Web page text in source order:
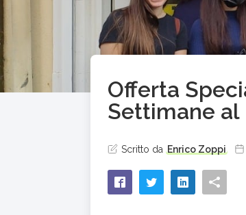
Offerta
Settimane al
Scritto da Enrico Zoppi